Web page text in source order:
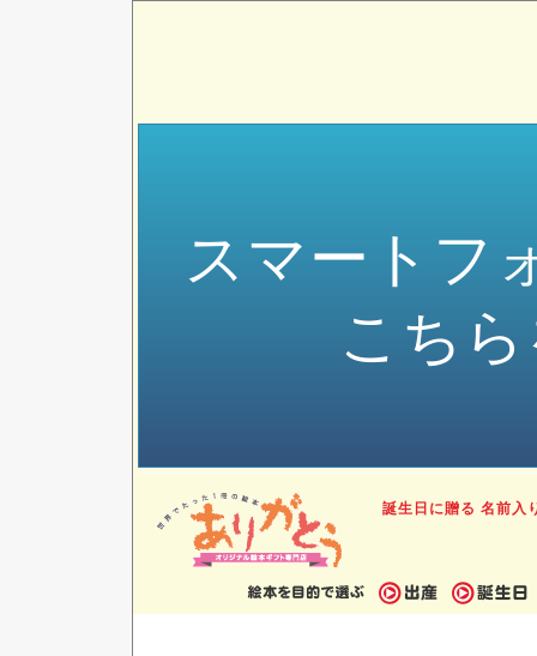
スマートフ
こち
誕生日に贈る 名前入